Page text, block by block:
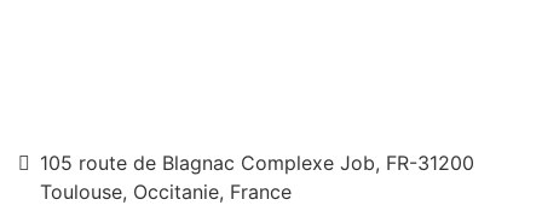
105 route de Blagnac Complexe Job, FR-31200
Toulouse, Occitanie, France